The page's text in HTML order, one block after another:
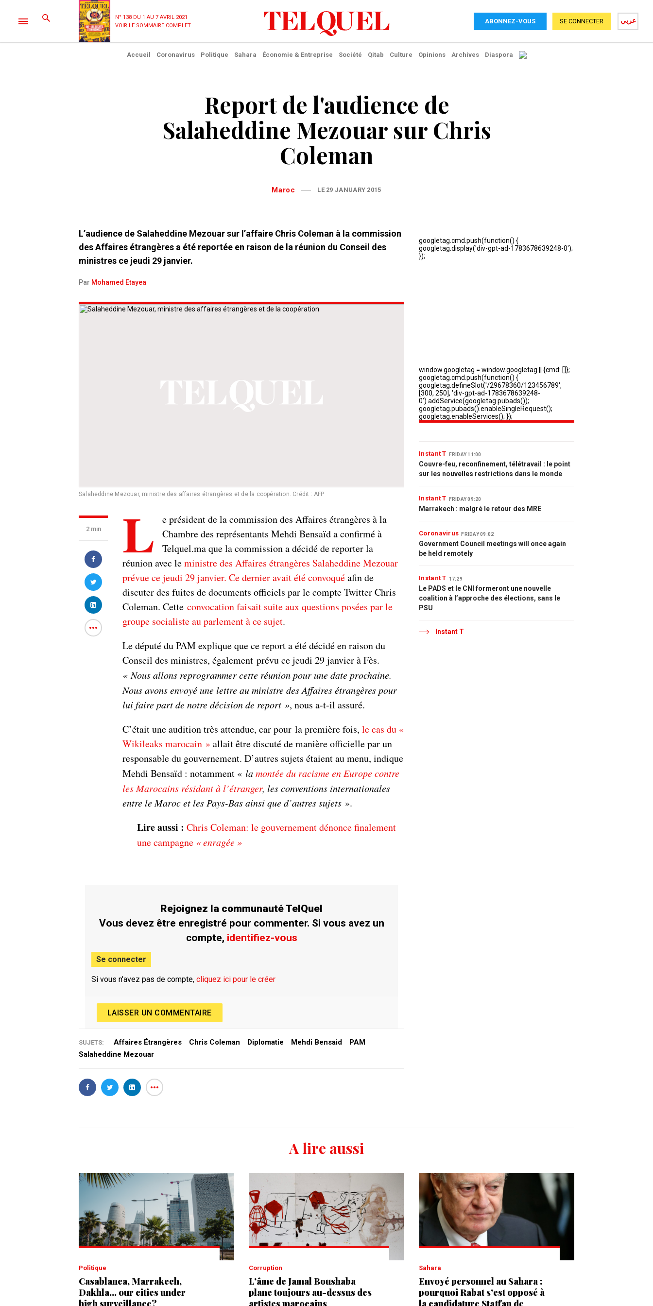
N° 138 DU 1 AU 7 AVRIL 2021
VOIR LE SOMMAIRE COMPLET
ABONNEZ-VOUS عربي SE CONNECTER
Accueil Coronavirus Politique Sahara Économie & Entreprise Société Qitab Culture Opinions Archives Diaspora
Report de l'audience de
Salaheddine Mezouar sur Chris
Coleman
Maroc LE 29 JANUARY 2015
L’audience de Salaheddine Mezouar sur l’affaire Chris Coleman à la commission
des Affaires étrangères a été reportée en raison de la réunion du Conseil des
ministres ce jeudi 29 janvier.
Par Mohamed Etayea
Salaheddine Mezouar, ministre des affaires étrangères et de la coopération. Crédit : AFP
2 min L
e président de la commission des Affaires étrangères à la
Chambre des représentants Mehdi Bensaïd a confirmé à
Telquel.ma que la commission a décidé de reporter la
réunion avec leministre des Affaires étrangères Salaheddine Mezouar
prévue ce jeudi 29 janvier. Ce dernier avait été convoquéafin de
discuter des fuites de documents officiels par le compte Twitter Chris
Coleman. Cette convocation faisait suite aux questions posées par le
groupe socialiste au parlement à ce sujet.
Le député du PAM explique que ce report a été décidé en raison du
Conseil des ministres, également prévu ce jeudi 29 janvier à Fès.
« Nous allons reprogrammer cette réunion pour une date prochaine.
Nous avons envoyé une lettre au ministre des Affaires étrangères pour
lui faire part de notre décision de report », nous a-t-il assuré.
C’était une audition très attendue, car pour la première fois, le cas du «
Wikileaks marocain » allait être discuté de manière officielle par un
responsable du gouvernement. D’autres sujets étaient au menu, indique
Mehdi Bensaïd : notamment « lamontée du racisme en Europe contre
les Marocains résidant à l’étranger, les conventions internationales
entre le Maroc et les Pays-Bas ainsi que d’autres sujets ».
Lire aussi : Chris Coleman: le gouvernement dénonce finalement
une campagne « enragée »
Rejoignez la communauté TelQuel
Vous devez être enregistré pour commenter. Si vous avez un
compte, identifiez-vous
Se connecter
Si vous n'avez pas de compte,cliquez ici pour le créer
LAISSER UN COMMENTAIRE
SUJETS: Affaires Étrangères Chris Coleman Diplomatie Mehdi Bensaid
PAM
Salaheddine Mezouar
Instant T FRIDAY 11:00
Couvre-feu, reconfinement, télétravail : le point
sur les nouvelles restrictions dans le monde
Instant T FRIDAY 09:20
Marrakech : malgré le retour des MRE
Coronavirus FRIDAY 09:02
Government Council meetings will once again
be held remotely
Instant T 17:29
Le PADS et le CNI formeront une nouvelle
coalition à l’approche des élections, sans le
PSU
Instant T
A lire aussi
Politique
Casablanca, Marrakech,
Dakhla... our cities under
high surveillance?
Corruption
L’âme de Jamal Boushaba
plane toujours au-dessus des
artistes marocains
Sahara
Envoyé personnel au Sahara :
pourquoi Rabat s’est opposé à
la candidature Staffan de